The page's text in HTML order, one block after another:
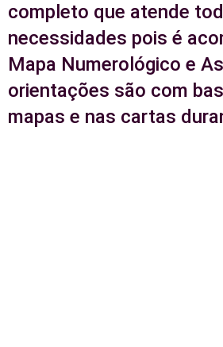
completo que atende
necessidades pois é
Mapa Numerológico e
orientações são com
mapas e nas cartas